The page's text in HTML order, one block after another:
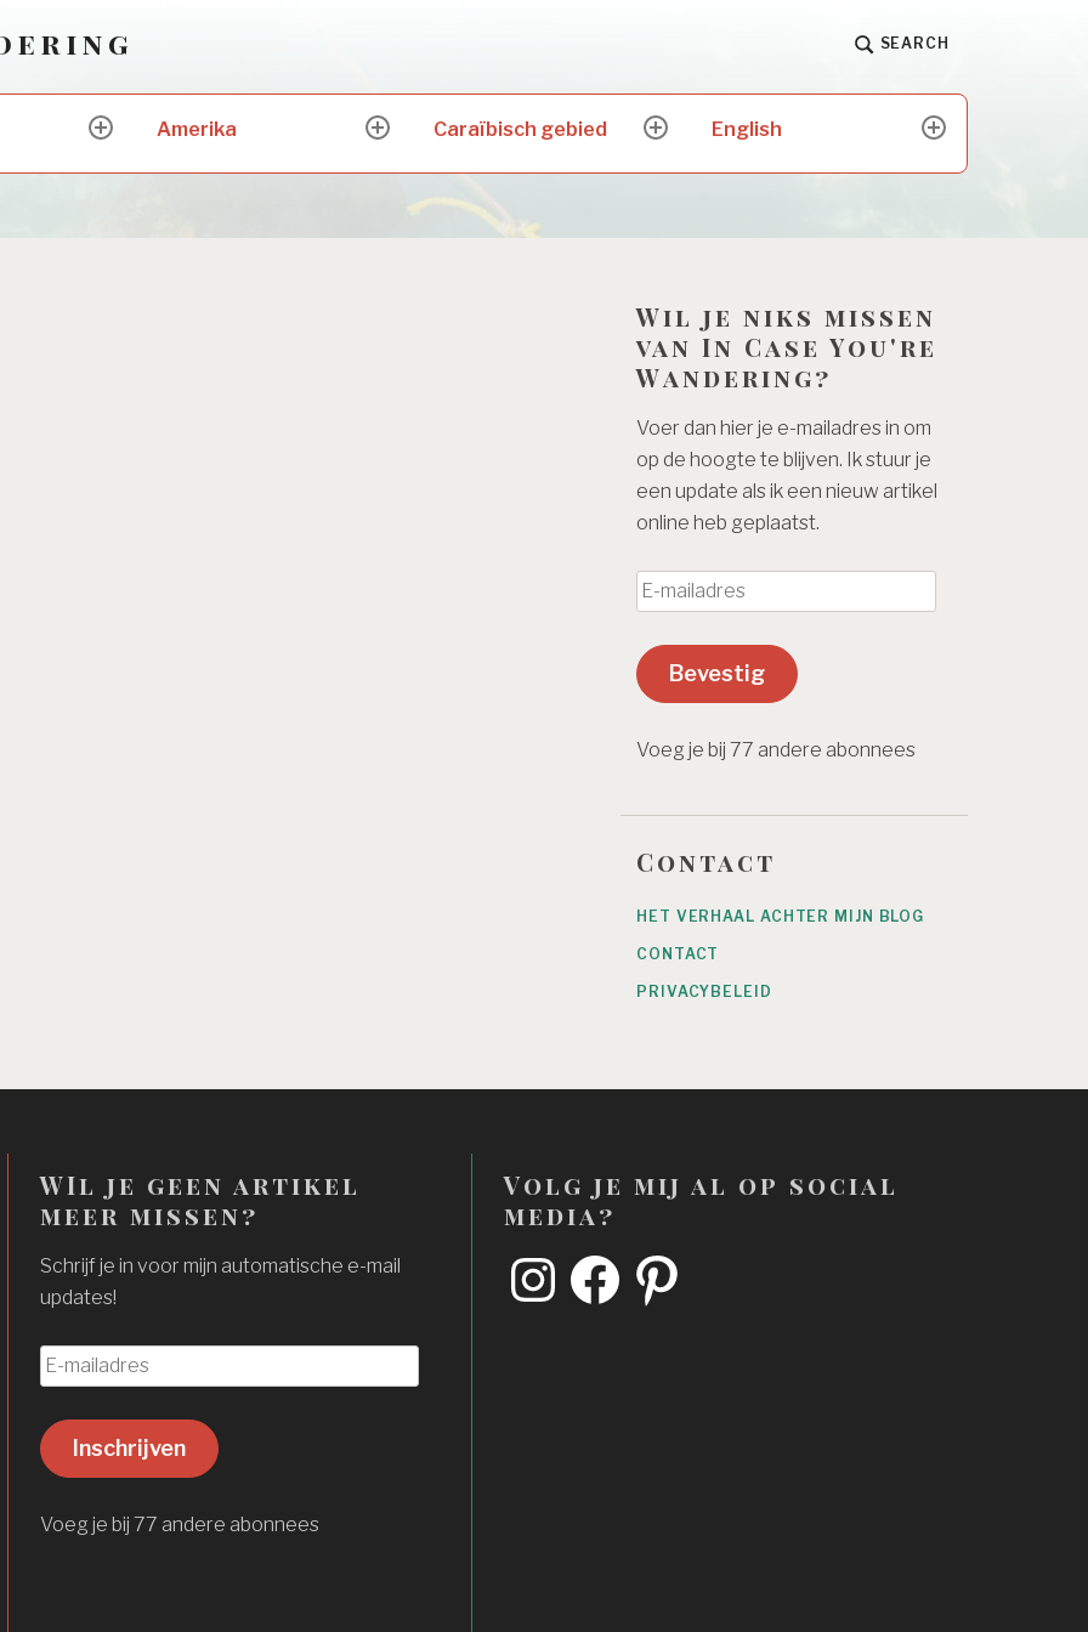
SEARCH
expand
menu
Amerika
expand
menu
Caraïbisch gebied
expand
menu
English
expand
menu
Wil je niks missen
van In Case You're
Wandering?
Voer dan hier je e-mailadres in om
op de hoogte te blijven. Ik stuur je
een update als ik een nieuw artikel
online heb geplaatst.
E
-
m
a
l
e
Bevestig
Voeg je bij 77 andere abonnees
Contact
HET VERHAAL ACHTER MIJN BLOG
CONTACT
PRIVACYBELEID
WIl je geen artikel
meer missen?
Schrijf je in voor mijn automatische e-mail
updates!
E
-
m
a
l
Inschrijven
Voeg je bij 77 andere abonnees
Volg je mij al op social
media?
InstagramFacebookPinterest